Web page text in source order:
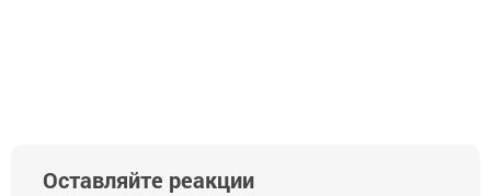
Оставляйте реакции